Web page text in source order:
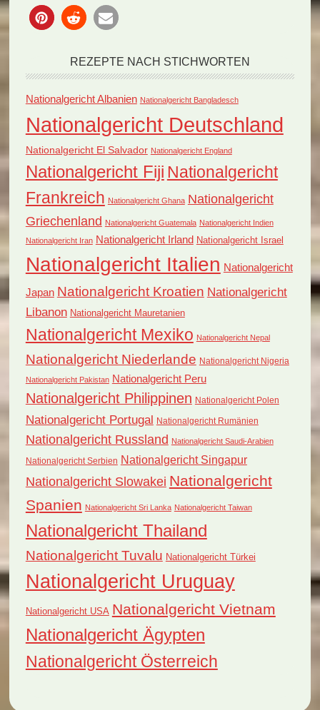
REZEPTE NACH STICHWORTEN
Nationalgericht Albanien Nationalgericht Bangladesch
Nationalgericht Deutschland
Nationalgericht El Salvador Nationalgericht England
Nationalgericht Fiji Nationalgericht
Frankreich Nationalgericht Ghana Nationalgericht
Griechenland Nationalgericht Guatemala Nationalgericht Indien
Nationalgericht Iran Nationalgericht Irland Nationalgericht Israel
Nationalgericht Italien Nationalgericht
Japan Nationalgericht Kroatien Nationalgericht
Libanon Nationalgericht Mauretanien
Nationalgericht Mexiko Nationalgericht Nepal
Nationalgericht Niederlande Nationalgericht Nigeria
Nationalgericht Pakistan Nationalgericht Peru
Nationalgericht Philippinen Nationalgericht Polen
Nationalgericht Portugal Nationalgericht Rumänien
Nationalgericht Russland Nationalgericht Saudi-Arabien
Nationalgericht Serbien Nationalgericht Singapur
Nationalgericht Slowakei Nationalgericht
Spanien Nationalgericht Sri Lanka Nationalgericht Taiwan
Nationalgericht Thailand
Nationalgericht Tuvalu Nationalgericht Türkei
Nationalgericht Uruguay
Nationalgericht USA Nationalgericht Vietnam
Nationalgericht Ägypten
Nationalgericht Österreich